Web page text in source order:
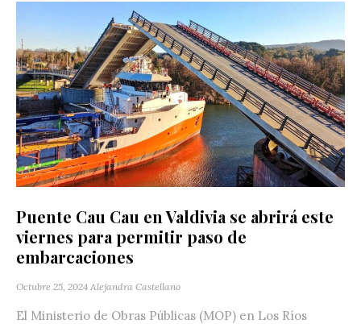
Puente Cau Cau en Valdivia se abrirá este
viernes para permitir paso de
embarcaciones
Octubre 25, 2024 Alejandra Castellano
El Ministerio de Obras Públicas (MOP) en Los Ríos